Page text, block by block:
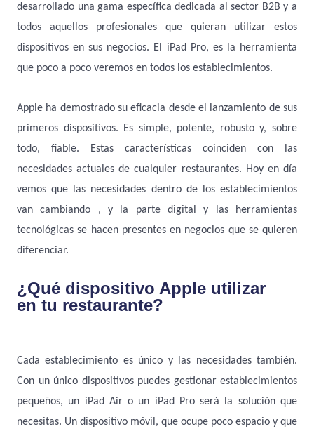
desarrollado una gama específica dedicada al sector B2B y a
todos aquellos profesionales que quieran utilizar estos
dispositivos en sus negocios. El iPad Pro, es la herramienta
que poco a poco veremos en todos los establecimientos.
Apple ha demostrado su eficacia desde el lanzamiento de sus
primeros dispositivos. Es simple, potente, robusto y, sobre
todo, fiable. Estas características coinciden con las
necesidades actuales de cualquier restaurantes. Hoy en día
vemos que las necesidades dentro de los establecimientos
van cambiando , y la parte digital y las herramientas
tecnológicas se hacen presentes en negocios que se quieren
diferenciar.
¿Qué dispositivo Apple utilizar
en tu restaurante?
Cada establecimiento es único y las necesidades también.
Con un único dispositivos puedes gestionar establecimientos
pequeños, un iPad Air o un iPad Pro será la solución que
necesitas. Un dispositivo móvil, que ocupe poco espacio y que